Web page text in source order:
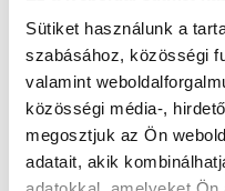
Sütiket használunk a
szabásához, közösségi
valamint
közösségi média-,
megosztjuk az Ön
adatait, akik
Kapcsolódó cikkek